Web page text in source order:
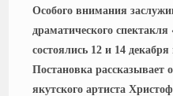
Особого внимания
драматического
состоялись 12 и 14
Постановка рассказывает
якутского артиста